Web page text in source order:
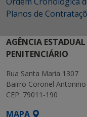
Planos de
AGÊNCIA
PENITENCIÁRIO
Rua Santa Maria 1307
Bairro Coronel
CEP: 79011-190
MAPA